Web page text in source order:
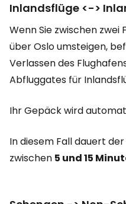
Inlandsflüge <->
Wenn Sie zwischen
über Oslo umsteigen,
Verlassen des
Abfluggates für
Ihr Gepäck wird
In diesem Fall dauert
zwischen 5 und 15